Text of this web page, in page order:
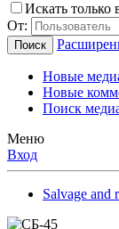
Искать только
От:
Поиск
Новые
Новые
Поиск
Меню
Вход
Salvage and